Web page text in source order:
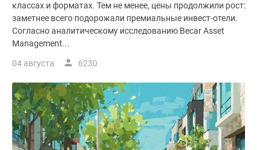
классах и форматах. Тем не менее, цены продолжили рост:
заметнее всего подорожали премиальные инвест-отели.
Согласно аналитическому исследованию Becar Asset
Management...
04 августа 6230